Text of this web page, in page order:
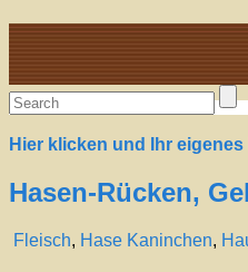
Alte Rezepte online
Hier klicken und Ihr
Hasen-Rücken,
Fleisch, Hase Kaninchen,